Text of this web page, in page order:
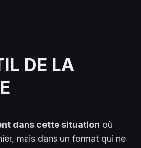
DE LA
dans cette situation où
mais dans un format qui ne